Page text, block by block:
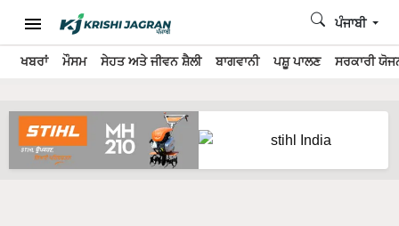
ਖਬਰਾਂ ਮੌਸਮ ਸੇਹਤ ਅਤੇ ਜੀਵਨ ਸ਼ੈਲੀ ਬਾਗਵਾਨੀ ਪਸ਼ੂ ਪਾਲਣ ਸਰਕਾਰੀ
ਪੰਜਾਬੀ